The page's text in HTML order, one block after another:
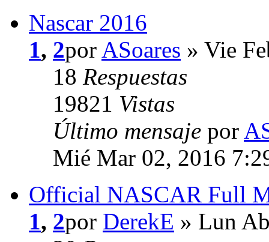
Nascar 2016
1, 2por ASoares » Vie
18 Respuestas
19821 Vistas
Último mensaje por
Mié Mar 02, 2016
Official NASCAR Full
1, 2por DerekE » Lun